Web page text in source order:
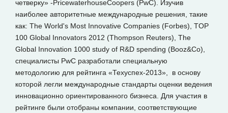
четверку» -PricewaterhouseCoopers (PwC). Изучив
наиболее авторитетные международные решения, такие
как: The World's Most Innovative Companies (Forbes), TOP
100 Global Innovators 2012 (Thompson Reuters), The
Global Innovation 1000 study of R&D spending (Booz&Co),
специалисты PwC разработали специальную
методологию для рейтинга «Техуспех-2013», в основу
которой легли международные стандарты оценки ведения
инновационно ориентированного бизнеса. Для участия в
рейтинге были отобраны компании, соответствующие